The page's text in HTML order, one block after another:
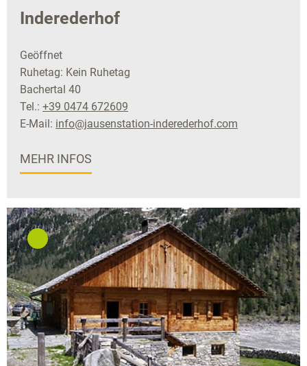
Inderederhof
Geöffnet
Ruhetag: Kein Ruhetag
Bachertal 40
Tel.: +39 0474 672609
E-Mail: info@jausenstation-inderederhof.com
MEHR INFOS